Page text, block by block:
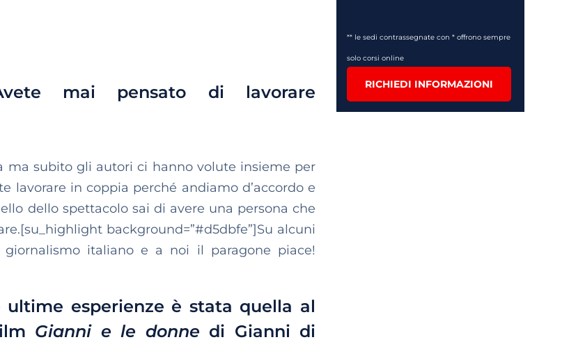
mai pensato di lavorare
ma subito gli autori ci hanno volute insieme per
lavorare in coppia perché andiamo d’accordo e
dello spettacolo sai di avere una persona che
background=”#d5dbfe”]Su alcuni
italiano e a noi il paragone piace!
esperienze è stata quella al
Gianni e le donne di Gianni di
** le sedi contrassegnate con * offrono sempre
solo corsi online
RICHIEDI INFORMAZIONI